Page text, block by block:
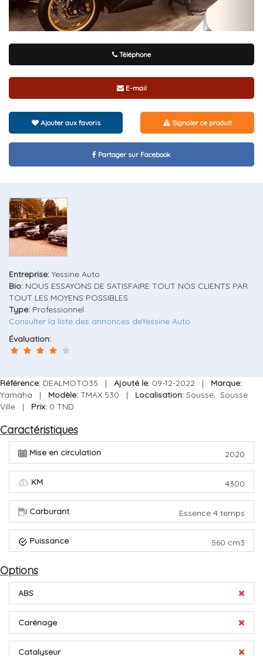
Téléphone
E-mail
Ajouter aux favoris Signaler ce produit
Partager sur Facebook
Entreprise: Yessine Auto
Bio: NOUS ESSAYONS DE SATISFAIRE TOUT NOS CLIENTS PAR
TOUT LES MOYENS POSSIBLES
Type: Professionnel
Consulter la liste des annonces deYessine Auto
Évaluation:
Référence: DEALMOTO35 | Ajouté le: 09-12-2022 | Marque:
Yamaha | Modèle: TMAX 530 | Localisation: Sousse, Sousse
Ville | Prix: 0 TND
Caractéristiques
Mise en circulation 2020
KM 4300
Carburant Essence 4 temps
Puissance 560 cm3
Options
ABS
Carénage
Catalyseur